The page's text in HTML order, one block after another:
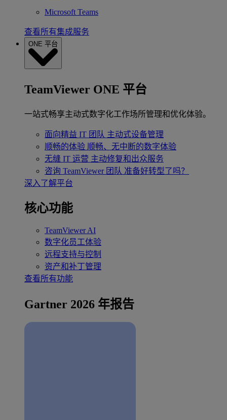
Microsoft Teams
查看所有集成服务
ONE 平台
TeamViewer ONE 平台
一站式畅享主动式数字化工作场所管理和优化体验。
面向精益 IT 团队 主动式设备管理
顺畅的体验 顺畅、无中断的数字体验
无缝 IT 运营 主动修复和出众服务
咨询 TeamViewer 团队 准备好转型了吗？
深入了解平台
核心功能
TeamViewer AI
数字化员工体验
远程支持与控制
资产和补丁管理
查看所有功能
Gartner 2026 年报告